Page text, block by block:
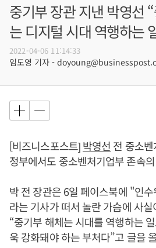
중기부 장관 지낸 박영선
는 디지털 시대 역행하는
2022-04-06 11:14:33
임도영 기자 -
[비즈니스포스트]박영선 전 중소
정부에서도 중소벤처기업부 존속
박 전 장관은 6일 페이스북에 "인
라는 기사가 떠서 놀란 가슴에 사
“중기부 해체는 시대를 역행하는
욱 강화돼야 하는 부처다”고 글을